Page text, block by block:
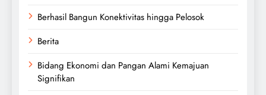
Berhasil Bangun Konektivitas hingga Pelosok
Berita
Bidang Ekonomi dan Pangan Alami Kemajuan
Signifikan